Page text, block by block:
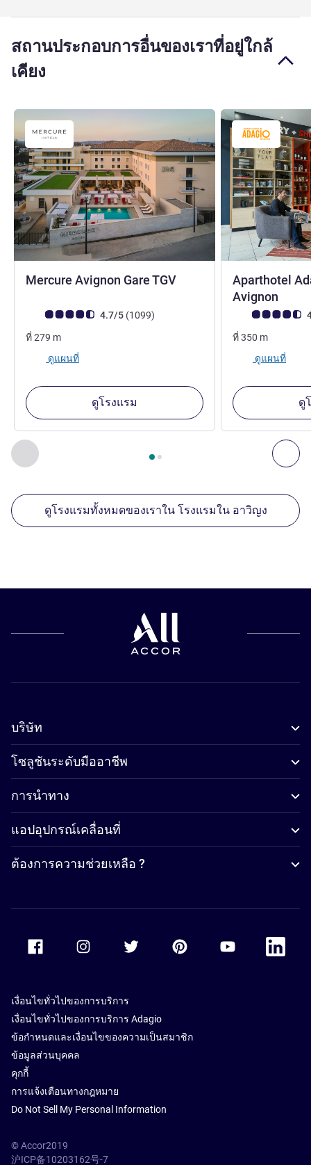
สถานประกอบการอื่นของเราที่อยู่ใกล้
เคียง
ก่อนหน้า - สถานประกอบการอื่นของเราที่อยู่ใกล้เคียง ถั
หน้า1 , สถานประกอบการอื่นของเราที่อยู่ใกล้เคียง 1 :,
Mercure Avignon Gare TGV4 ดาว
คะแนนความคิดเห็นจากแขก (เรทติ้งบน ALL)
4.7/5 (1099รีวิว รายการ
)
ที่279 m
ดูแผนที่
ดูโรงแรม
Aparthotel
Avignon
คะแนนความคิดเ
ที่350 m
ดูแผนที่
ดู
ดูโรงแรมทั้งหมดของเราใน โรงแรมใน อาวิญง
บริษัท
โซลูชันระดับมืออาชีพ
การนำทาง
แอปอุปกรณ์เคลื่อนที่
ต้องการความช่วยเหลือ ?
Accor Youtube
Accor
เงื่อนไขทั่วไปของการบริการ
เงื่อนไขทั่วไปของการบริการ Adagio
ข้อกำหนดและเงื่อนไขของความเป็นสมาชิก
ข้อมูลส่วนบุคคล
คุกกี้
การแจ้งเตือนทางกฎหมาย
Do Not Sell My Personal Information
© Accor2019
沪ICP备10203162号-7